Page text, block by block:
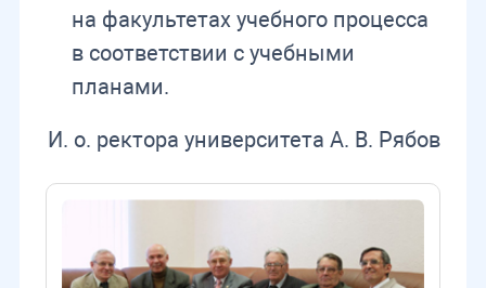
на факультетах учебного процесса
в соответствии с учебными
планами.
И. о. ректора университета А. В. Рябов